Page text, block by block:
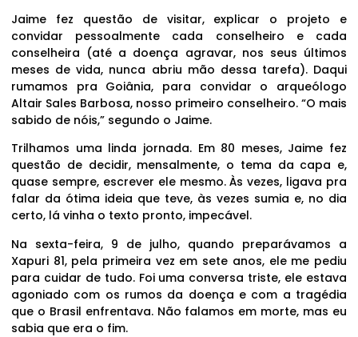
Jaime fez questão de visitar, explicar o projeto e
convidar pessoalmente cada conselheiro e cada
conselheira (até a doença agravar, nos seus últimos
meses de vida, nunca abriu mão dessa tarefa). Daqui
rumamos pra Goiânia, para convidar o arqueólogo
Altair Sales Barbosa, nosso primeiro conselheiro. “O mais
sabido de nóis,” segundo o Jaime.
Trilhamos uma linda jornada. Em 80 meses, Jaime fez
questão de decidir, mensalmente, o tema da capa e,
quase sempre, escrever ele mesmo. Às vezes, ligava pra
falar da ótima ideia que teve, às vezes sumia e, no dia
certo, lá vinha o texto pronto, impecável.
Na sexta-feira, 9 de julho, quando preparávamos a
Xapuri 81, pela primeira vez em sete anos, ele me pediu
para cuidar de tudo. Foi uma conversa triste, ele estava
agoniado com os rumos da doença e com a tragédia
que o Brasil enfrentava. Não falamos em morte, mas eu
sabia que era o fim.